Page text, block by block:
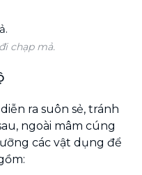
chạp mả.
ra suôn sẻ, tránh
ngoài mâm cúng
các vật dụng để